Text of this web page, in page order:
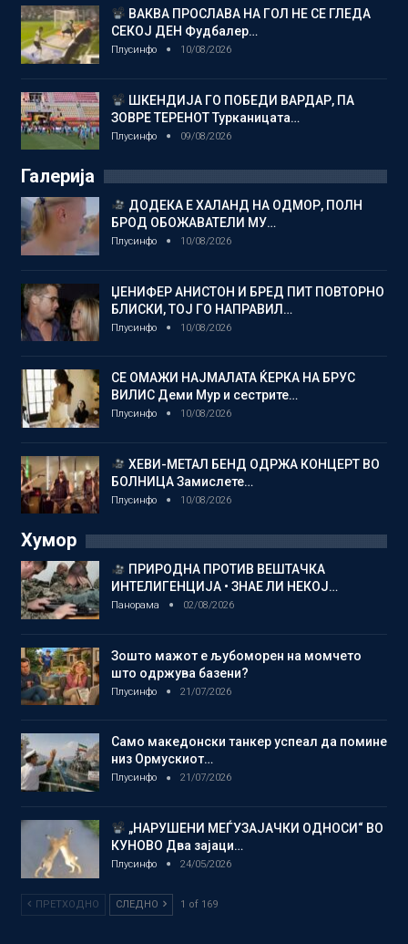
ВАКВА ПРОСЛАВА НА ГОЛ НЕ СЕ ГЛЕДА
СЕКОЈ ДЕН Фудбалер…
Плусинфо 10/08/2026
ШКЕНДИЈА ГО ПОБЕДИ ВАРДАР, ПА
ЗОВРЕ ТЕРЕНОТ Турканицата…
Плусинфо 09/08/2026
Галерија
ДОДЕКА Е ХАЛАНД НА ОДМОР, ПОЛН
БРОД ОБОЖАВАТЕЛИ МУ…
Плусинфо 10/08/2026
ЏЕНИФЕР АНИСТОН И БРЕД ПИТ ПОВТОРНО
БЛИСКИ, ТОЈ ГО НАПРАВИЛ…
Плусинфо 10/08/2026
СЕ ОМАЖИ НАЈМАЛАТА ЌЕРКА НА БРУС
ВИЛИС Деми Мур и сестрите…
Плусинфо 10/08/2026
ХЕВИ-МЕТАЛ БЕНД ОДРЖА КОНЦЕРТ ВО
БОЛНИЦА Замислете…
Плусинфо 10/08/2026
Хумор
ПРИРОДНА ПРОТИВ ВЕШТАЧКА
ИНТЕЛИГЕНЦИЈА • ЗНАЕ ЛИ НЕКОЈ…
Панорама 02/08/2026
Зошто мажот е љубоморен на момчето
што одржува базени?
Плусинфо 21/07/2026
Само македонски танкер успеал да помине
низ Ормускиот…
Плусинфо 21/07/2026
„НАРУШЕНИ МЕЃУЗАЈАЧКИ ОДНОСИ“ ВО
КУНОВО Два зајаци…
Плусинфо 24/05/2026
ПРЕТХОДНО СЛЕДНО 1 of 169